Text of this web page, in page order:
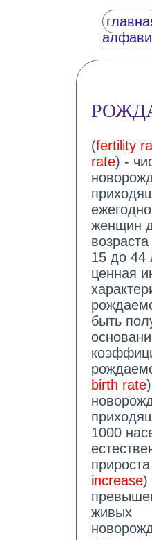
(fertility
rate) -
женщин
15 до 44
ценная
быть
birth rate
1000
increase)
живых